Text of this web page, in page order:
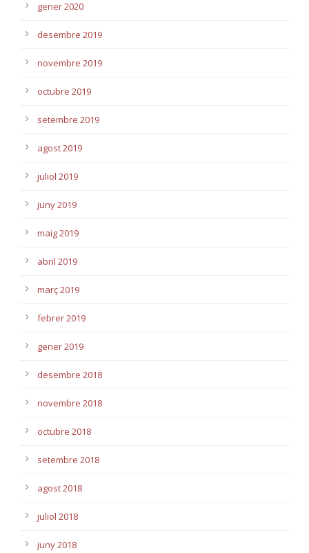
gener 2020
desembre 2019
novembre 2019
octubre 2019
setembre 2019
agost 2019
juliol 2019
juny 2019
maig 2019
abril 2019
març 2019
febrer 2019
gener 2019
desembre 2018
novembre 2018
octubre 2018
setembre 2018
agost 2018
juliol 2018
juny 2018